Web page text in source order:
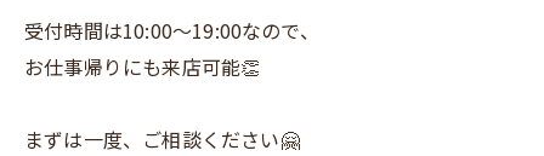
受付時間は10:00〜19:00なので、
お仕事帰りにも来店可能👏
まずは一度、ご相談ください🤗